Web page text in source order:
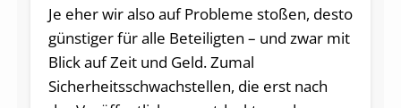
Je eher wir also auf Probleme stoßen, desto
günstiger für alle Beteiligten – und zwar mit
Blick auf Zeit und Geld. Zumal
Sicherheitsschwachstellen, die erst nach